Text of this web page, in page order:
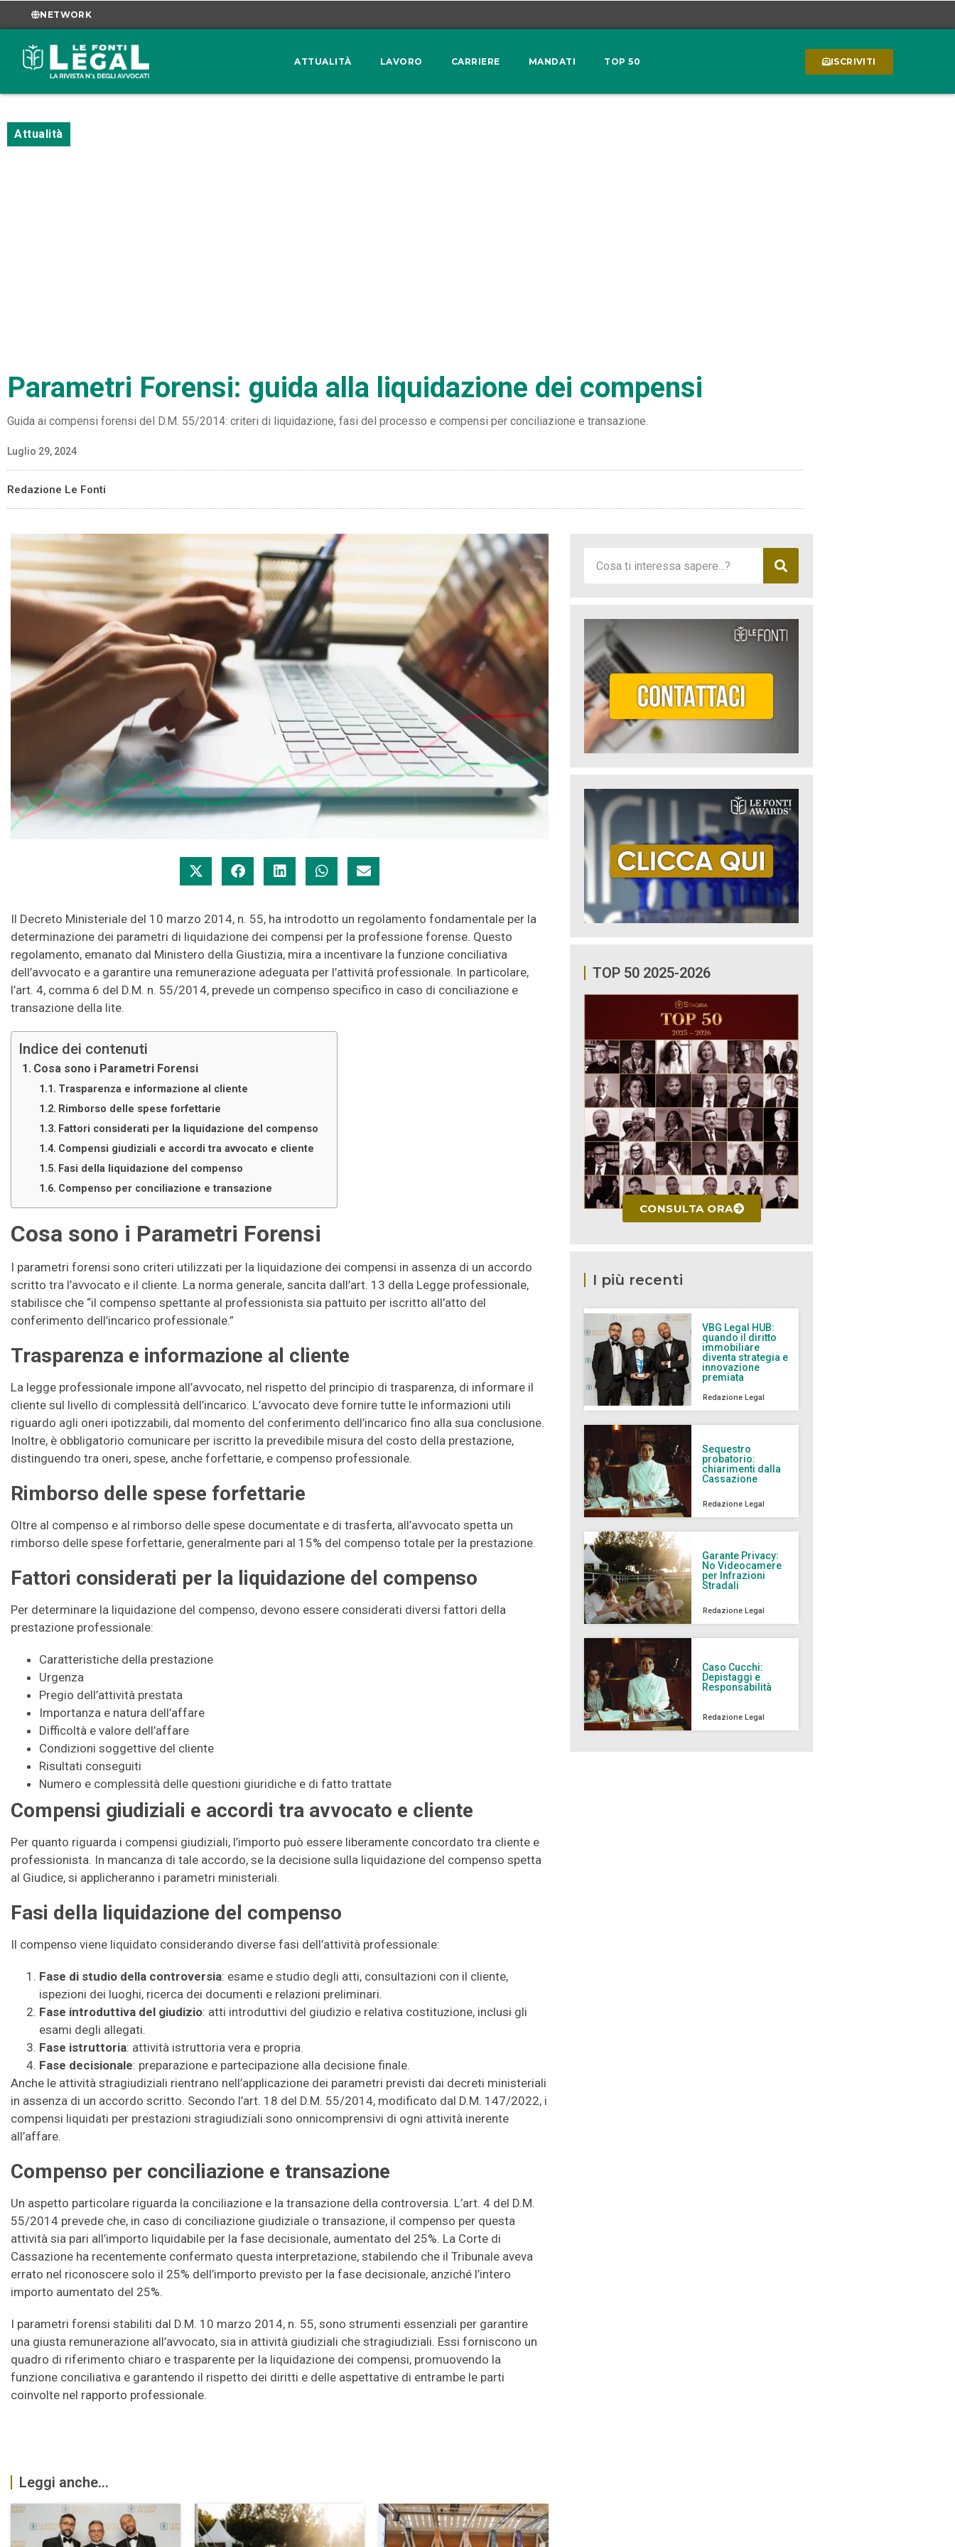
NETWORK
ATTUALITÀ LAVORO CARRIERE MANDATI TOP 50 ISCRIVITI
Attualità
Parametri Forensi: guida alla liquidazione dei compensi
Guida ai compensi forensi del D.M. 55/2014: criteri di liquidazione, fasi del processo e compensi per conciliazione e transazione.
Luglio 29, 2024
Redazione Le Fonti
Il Decreto Ministeriale del 10 marzo 2014, n. 55, ha introdotto un regolamento fondamentale per la
determinazione dei parametri di liquidazione dei compensi per la professione forense. Questo
regolamento, emanato dal Ministero della Giustizia, mira a incentivare la funzione conciliativa
dell’avvocato e a garantire una remunerazione adeguata per l’attività professionale. In particolare,
l’art. 4, comma 6 del D.M. n. 55/2014, prevede un compenso specifico in caso di conciliazione e
transazione della lite.
Indice dei contenuti
Cosa sono i Parametri Forensi
Trasparenza e informazione al cliente
Rimborso delle spese forfettarie
Fattori considerati per la liquidazione del compenso
Compensi giudiziali e accordi tra avvocato e cliente
Fasi della liquidazione del compenso
Compenso per conciliazione e transazione
Cosa sono i Parametri Forensi
I parametri forensi sono criteri utilizzati per la liquidazione dei compensi in assenza di un accordo
scritto tra l’avvocato e il cliente. La norma generale, sancita dall’art. 13 della Legge professionale,
stabilisce che “il compenso spettante al professionista sia pattuito per iscritto all’atto del
conferimento dell’incarico professionale.”
Trasparenza e informazione al cliente
La legge professionale impone all’avvocato, nel rispetto del principio di trasparenza, di informare il
cliente sul livello di complessità dell’incarico. L’avvocato deve fornire tutte le informazioni utili
riguardo agli oneri ipotizzabili, dal momento del conferimento dell’incarico fino alla sua conclusione.
Inoltre, è obbligatorio comunicare per iscritto la prevedibile misura del costo della prestazione,
distinguendo tra oneri, spese, anche forfettarie, e compenso professionale.
Rimborso delle spese forfettarie
Oltre al compenso e al rimborso delle spese documentate e di trasferta, all’avvocato spetta un
rimborso delle spese forfettarie, generalmente pari al 15% del compenso totale per la prestazione.
Fattori considerati per la liquidazione del compenso
Per determinare la liquidazione del compenso, devono essere considerati diversi fattori della
prestazione professionale:
Caratteristiche della prestazione
Urgenza
Pregio dell’attività prestata
Importanza e natura dell’affare
Difficoltà e valore dell’affare
Condizioni soggettive del cliente
Risultati conseguiti
Numero e complessità delle questioni giuridiche e di fatto trattate
Compensi giudiziali e accordi tra avvocato e cliente
Per quanto riguarda i compensi giudiziali, l’importo può essere liberamente concordato tra cliente e
professionista. In mancanza di tale accordo, se la decisione sulla liquidazione del compenso spetta
al Giudice, si applicheranno i parametri ministeriali.
Fasi della liquidazione del compenso
Il compenso viene liquidato considerando diverse fasi dell’attività professionale:
Fase di studio della controversia: esame e studio degli atti, consultazioni con il cliente,
ispezioni dei luoghi, ricerca dei documenti e relazioni preliminari.
Fase introduttiva del giudizio: atti introduttivi del giudizio e relativa costituzione, inclusi gli
esami degli allegati.
Fase istruttoria: attività istruttoria vera e propria.
Fase decisionale: preparazione e partecipazione alla decisione finale.
Anche le attività stragiudiziali rientrano nell’applicazione dei parametri previsti dai decreti ministeriali
in assenza di un accordo scritto. Secondo l’art. 18 del D.M. 55/2014, modificato dal D.M. 147/2022, i
compensi liquidati per prestazioni stragiudiziali sono onnicomprensivi di ogni attività inerente
all’affare.
Compenso per conciliazione e transazione
Un aspetto particolare riguarda la conciliazione e la transazione della controversia. L’art. 4 del D.M.
55/2014 prevede che, in caso di conciliazione giudiziale o transazione, il compenso per questa
attività sia pari all’importo liquidabile per la fase decisionale, aumentato del 25%. La Corte di
Cassazione ha recentemente confermato questa interpretazione, stabilendo che il Tribunale aveva
errato nel riconoscere solo il 25% dell’importo previsto per la fase decisionale, anziché l’intero
importo aumentato del 25%.
I parametri forensi stabiliti dal D.M. 10 marzo 2014, n. 55, sono strumenti essenziali per garantire
una giusta remunerazione all’avvocato, sia in attività giudiziali che stragiudiziali. Essi forniscono un
quadro di riferimento chiaro e trasparente per la liquidazione dei compensi, promuovendo la
funzione conciliativa e garantendo il rispetto dei diritti e delle aspettative di entrambe le parti
coinvolte nel rapporto professionale.
Leggi anche...
TOP 50 2025-2026
CONSULTA ORA
I più recenti
VBG Legal HUB:
quando il diritto
immobiliare
diventa strategia e
innovazione
premiata
Redazione Legal
Sequestro
probatorio:
chiarimenti dalla
Cassazione
Redazione Legal
Garante Privacy:
No Videocamere
per Infrazioni
Stradali
Redazione Legal
Caso Cucchi:
Depistaggi e
Responsabilità
Redazione Legal